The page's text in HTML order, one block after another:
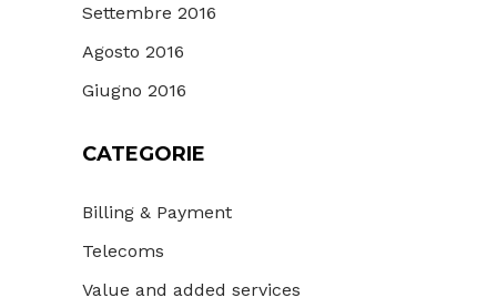
Settembre 2016
Agosto 2016
Giugno 2016
CATEGORIE
Billing & Payment
Telecoms
Value and added services